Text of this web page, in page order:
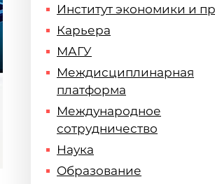
Институт экономики и
Карьера
МАГУ
Междисциплинарная
платформа
Международное
сотрудничество
Наука
Образование